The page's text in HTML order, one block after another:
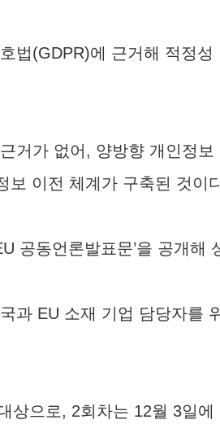
법(GDPR)에 근거해 적정
거가 없어, 양방향 개인정
보 이전 체계가 구축된 것이
공동언론발표문’을 공개해
과 EU 소재 기업 담당자를
상으로, 2회차는 12월 3일